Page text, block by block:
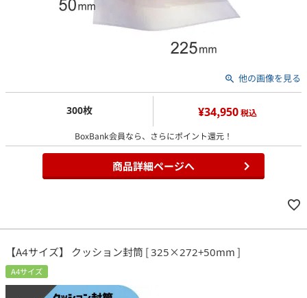
他の画像を見る
300枚 ¥34,950税込
BoxBank会員なら、さらにポイント還元！
商品詳細ページへ
【A4サイズ】 クッション封筒 [ 325×272+50mm ]
A4サイズ